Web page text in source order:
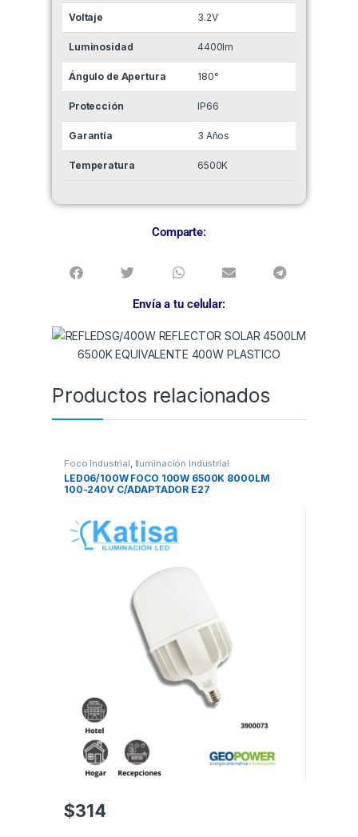
Voltaje 3.2V
Luminosidad 4400lm
Ángulo de Apertura 180°
Protección IP66
Garantía 3 Años
Temperatura 6500K
Comparte:
Envía a tu celular:
Productos relacionados
Foco Industrial, Iluminación Industrial
LED06/100W FOCO 100W 6500K 8000LM
100-240V C/ADAPTADOR E27
$314